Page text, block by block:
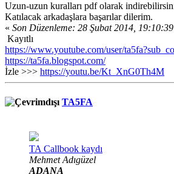
Uzun-uzun kuralları pdf olarak
Katılacak arkadaşlara başarılar dilerim.
« Son Düzenleme: 28 Şubat 2014,
Kayıtlı
https://www.youtube.com/user/
https://ta5fa.blogspot.com/
İzle >>> https://youtu.be/Kt_XnG0Th4M
TA5FA
TA Callbook kaydı
Mehmet Adıgüzel
ADANA